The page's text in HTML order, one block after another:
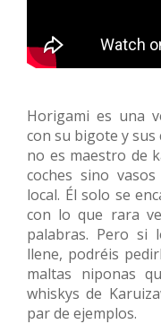
Horigami es una
con su bigote y sus
no es maestro de
coches sino
local. Él solo se
con lo que rara
palabras. Pero si
llene, podréis
maltas niponas
whiskys de
par de ejemplos.